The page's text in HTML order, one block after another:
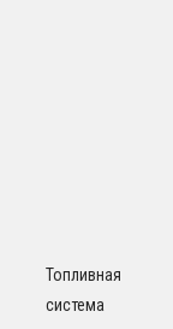
Топливная
система